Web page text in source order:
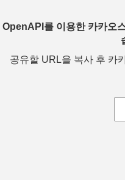
OpenAPI를 이용한 카카오
공유할 URL을 복사 후 카